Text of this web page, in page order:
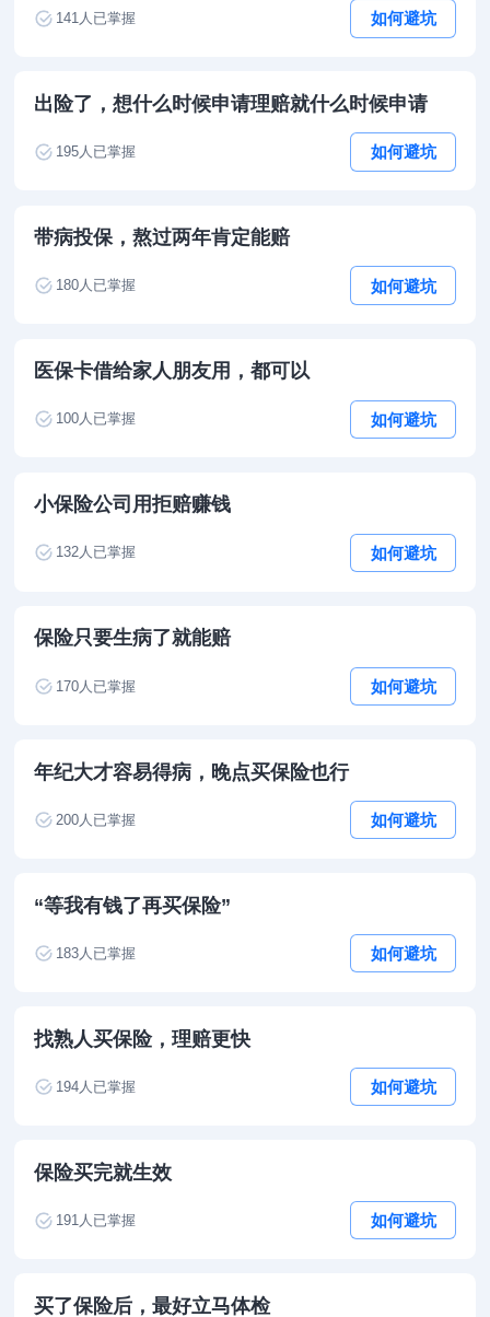
141人已掌握 如何避坑
出险了，想什么时候申请理赔就什么时候申请
195人已掌握 如何避坑
带病投保，熬过两年肯定能赔
180人已掌握 如何避坑
医保卡借给家人朋友用，都可以
100人已掌握 如何避坑
小保险公司用拒赔赚钱
132人已掌握 如何避坑
保险只要生病了就能赔
170 人已掌握 如何避坑
年纪大才容易得病，晚点买保险也行
200 人已掌握 如何避坑
“等我有钱了再买保险”
183 人已掌握 如何避坑
找熟人买保险，理赔更快
194 人已掌握 如何避坑
保险买完就生效
191 人已掌握 如何避坑
买了保险后，最好立马体检